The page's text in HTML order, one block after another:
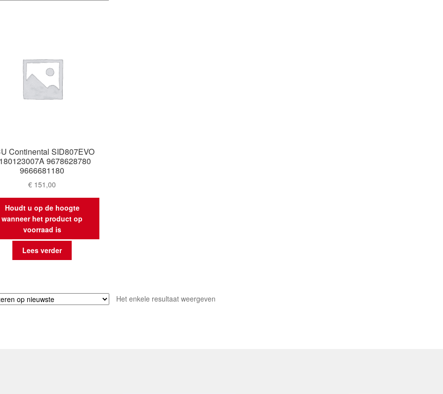
Continental SID807EVO
9678628780
9666681180
€ 151,00
Houdt u op de hoogte
wanneer het product op
voorraad is
Lees verder
Het enkele resultaat weergeven